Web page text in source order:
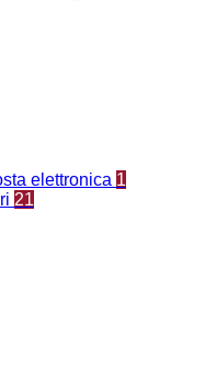
elettronica 1
21